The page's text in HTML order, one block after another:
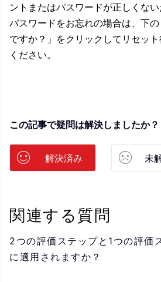
ントまたはパスワードが正しくない
パスワードをお忘れの場合は、下
ですか？」をクリックしてリセッ
ください。
この記事で疑問は解決しましたか？
解決済み 未
関連する質問
2つの評価ステップと1つの評価
に適用されますか？